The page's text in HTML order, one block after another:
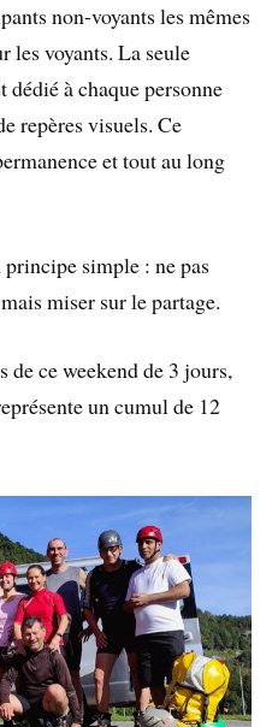
non-voyants les mêmes
les voyants. La seule
dédié à chaque personne
repères visuels. Ce
et tout au long
principe simple : ne pas
miser sur le partage.
de ce weekend de 3 jours,
un cumul de 12